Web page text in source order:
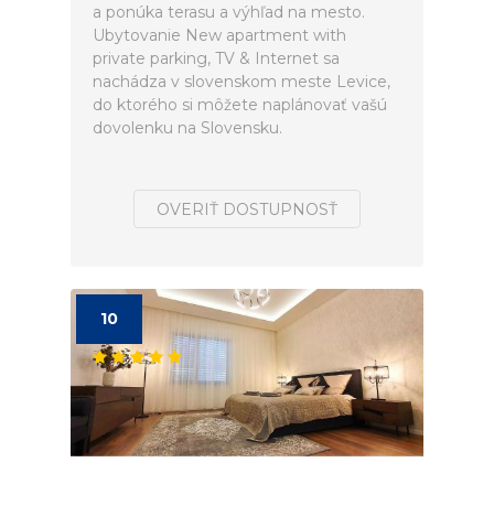
a ponúka terasu a výhľad na mesto.
Ubytovanie New apartment with
private parking, TV & Internet sa
nachádza v slovenskom meste Levice,
do ktorého si môžete naplánovať vašú
dovolenku na Slovensku.
OVERIŤ DOSTUPNOSŤ
10